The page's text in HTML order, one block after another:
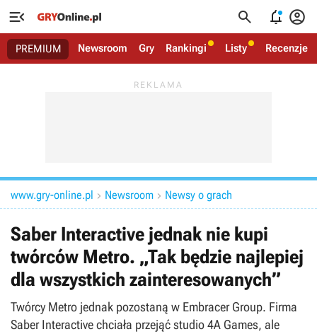
   
PREMIUM Newsroom Gry Rankingi Listy Recenzje
www.gry-online.pl  Newsroom  Newsy o grach
Saber Interactive jednak nie kupi
twórców Metro. „Tak będzie najlepiej
dla wszystkich zainteresowanych”
Twórcy Metro jednak pozostaną w Embracer Group. Firma
Saber Interactive chciała przejąć studio 4A Games, ale